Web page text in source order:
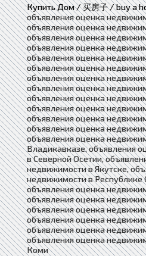
Купить Дом / 买房子 / buy a
объявления оценка
объявления оценка
объявления оценка
объявления оценка
объявления оценка
объявления оценка
объявления оценка
объявления оценка
объявления оценка
объявления оценка
объявления оценка
объявления оценка
объявления оценка
Владикавказе, объявления
в Северной Осетии,
недвижимости в Якутске,
недвижимости в Республике
объявления оценка
объявления оценка
объявления оценка
объявления оценка
объявления оценка
объявления оценка
Коми